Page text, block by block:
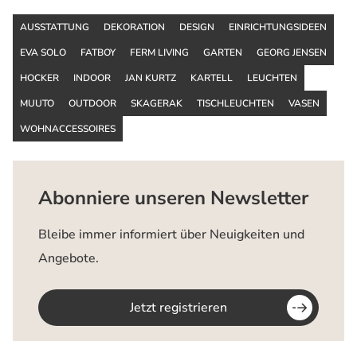
AUSSTATTUNG DEKORATION DESIGN
EINRICHTUNGSIDEEN
EVA SOLO
FATBOY FERM LIVING GARTEN
GEORG JENSEN
HOCKER
INDOOR JAN KURTZ KARTELL
LEUCHTEN
MUUTO
OUTDOOR SKAGERAK TISCHLEUCHTEN
VASEN
WOHNACCESSOIRES
Abonniere unseren Newsletter
Bleibe immer informiert über Neuigkeiten und
Angebote.
Jetzt registrieren